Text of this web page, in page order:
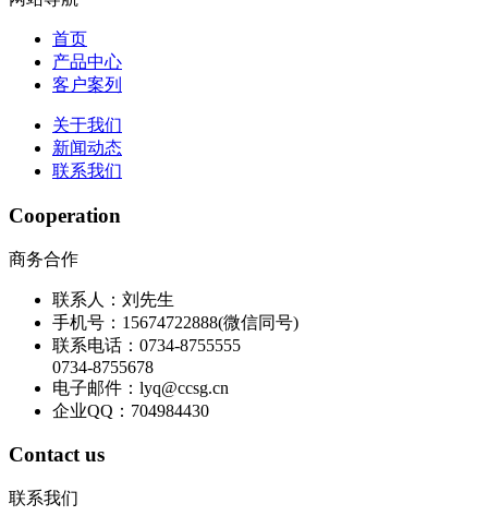
首页
产品中心
客户案列
关于我们
新闻动态
联系我们
Cooperation
商务合作
联系人：刘先生
手机号：15674722888(微信同号)
联系电话：0734-8755555
0734-8755678
电子邮件：lyq@ccsg.cn
企业QQ：704984430
Contact us
联系我们